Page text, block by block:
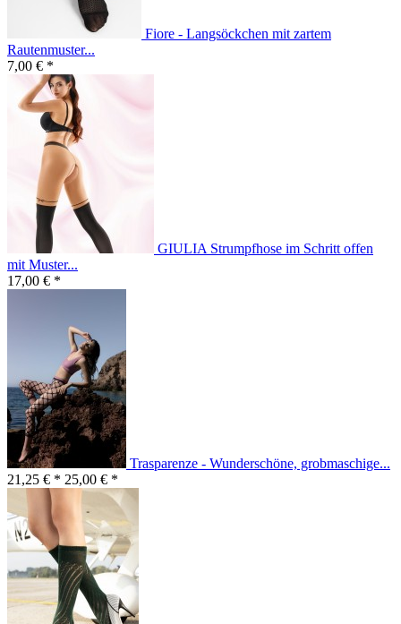
Fiore - Langsöckchen mit zartem
Rautenmuster...
7,00 € *
GIULIA Strumpfhose im Schritt offen
mit Muster...
17,00 € *
Trasparenze - Wunderschöne, grobmaschige...
21,25 € * 25,00 € *